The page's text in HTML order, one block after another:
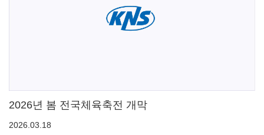
2026년 봄 전국체육축전 개막
2026.03.18